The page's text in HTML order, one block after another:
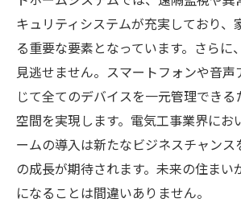
キュリティシステムが充実しており、
る重要な要素となっています。さらに
見逃せません。スマートフォンや音声
じて全てのデバイスを一元管理でき
空間を実現します。電気工事業界にお
ームの導入は新たなビジネスチャン
の成長が期待されます。未来の住まい
になることは間違いありません。